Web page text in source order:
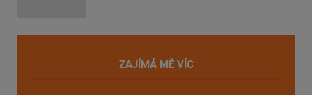
ZAJÍMÁ MĚ VÍC